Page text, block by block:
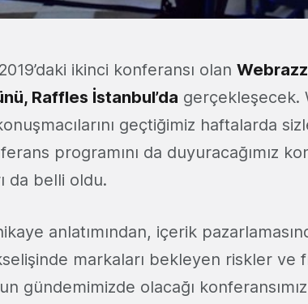
ikinci konferansı olan
Raffles İstanbul’da gerçekleşecek.
geçtiğimiz haftalarda
programını da duyuracağımız
da belli oldu.
anlatımından, içerik
markaları bekleyen riskler ve
gündemimizde olacağı